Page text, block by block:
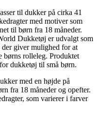
til dukker på cirka 41
med motiver som
til børn fra 18 måneder.
Dukketøj er udvalgt som
der giver mulighed for at
børns rolleleg. Produktet
dukketøj til små børn.
med en højde på
fra 18 måneder og opefter.
som varierer i farver